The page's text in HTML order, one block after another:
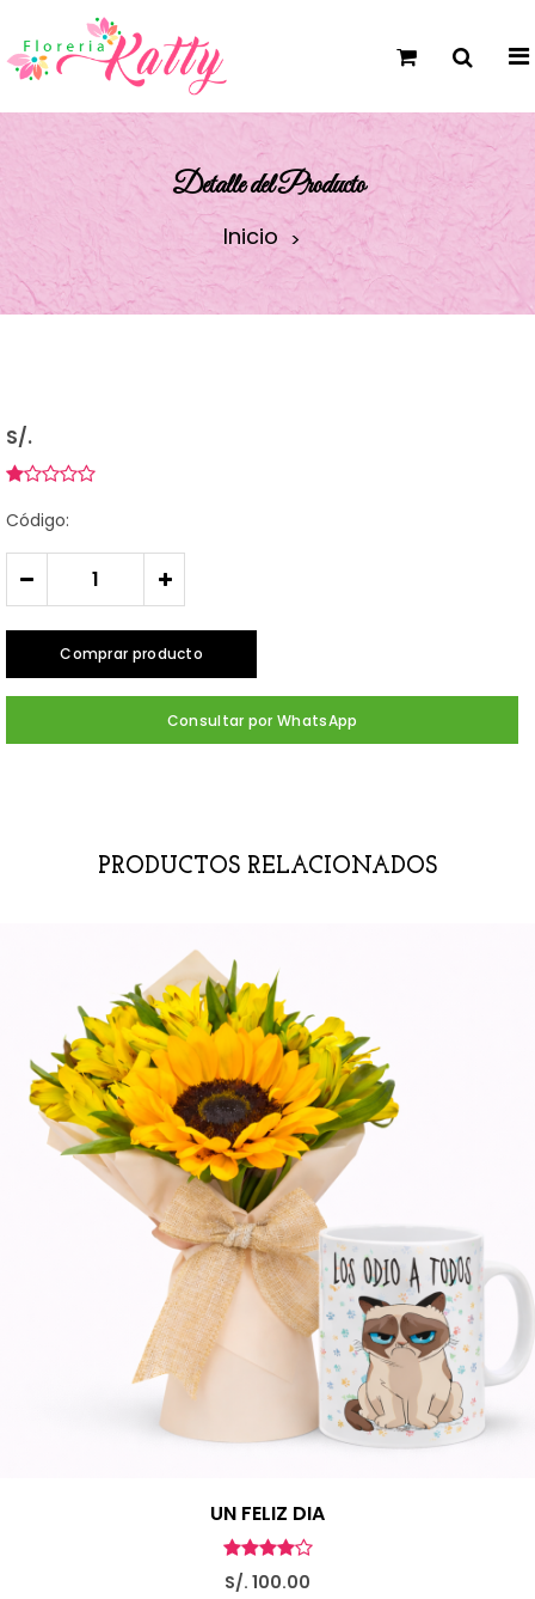
Detalle del Producto
Inicio
S/.
Código:
- +
Comprar producto
Consultar por WhatsApp
PRODUCTOS RELACIONADOS
UN FELIZ DIA
S/. 100.00